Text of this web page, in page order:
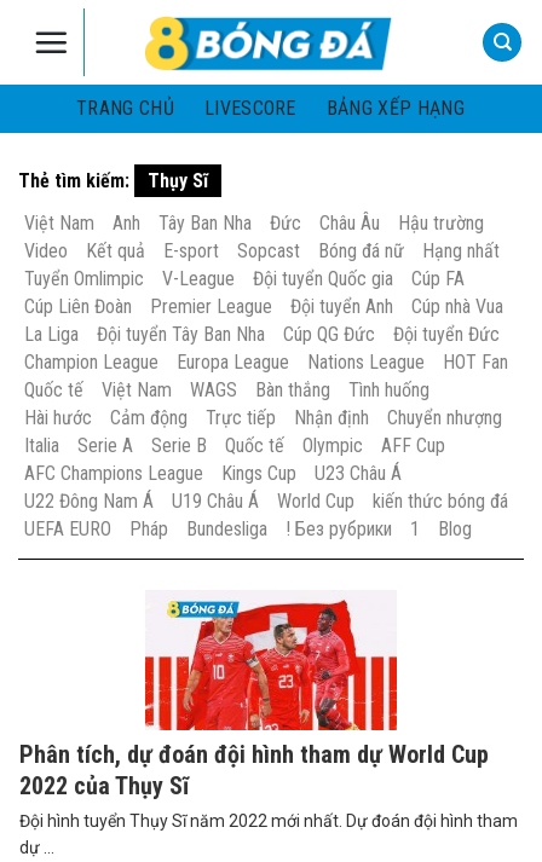
TRANG CHỦ
LIVESCORE BẢNG XẾP HẠNG
Thẻ tìm kiếm:
Thụy Sĩ
Việt Nam
Anh Tây Ban Nha Đức Châu Âu
Hậu trường
Video
Kết quả E-sport Sopcast Bóng đá nữ
Hạng nhất
Tuyển Omlimpic
V-League Đội tuyển Quốc gia
Cúp FA
Cúp Liên Đoàn
Premier League Đội tuyển Anh
Cúp nhà Vua
La Liga
Đội tuyển Tây Ban Nha Cúp QG Đức
Đội tuyển Đức
Champion League
Europa League Nations League
HOT Fan
Quốc tế
Việt Nam WAGS Bàn thắng
Tình huống
Hài hước
Cảm động Trực tiếp Nhận định
Chuyển nhượng
Italia
Serie A Serie B Quốc tế Olympic
AFF Cup
AFC Champions League
Kings Cup
U23 Châu Á
U22 Đông Nam Á
U19 Châu Á World Cup
kiến thức bóng đá
UEFA EURO
Pháp Bundesliga ! Без рубрики 1 Blog
Phân tích, dự đoán đội hình tham dự World Cup
2022 của Thụy Sĩ
Đội hình tuyển Thụy Sĩ năm 2022 mới nhất. Dự đoán đội hình tham
dự ...